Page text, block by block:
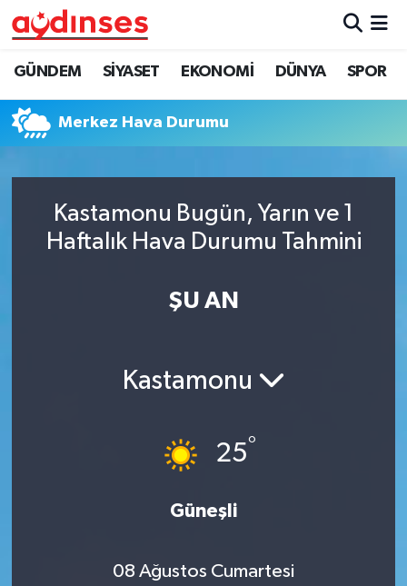
GÜNDEM SİYASET EKONOMİ DÜNYA SPOR
Merkez Hava Durumu
Kastamonu Bugün, Yarın ve 1
Haftalık Hava Durumu Tahmini
ŞU AN
Kastamonu
25°
Güneşli
08 Ağustos Cumartesi
GÜNDEM
SİYASET
DÜNYA
SPOR
Nöbetçi Eczaneler
Hava Durumu
Trafik Durumu
Süper Lig Puan Durumu ve Fikstür
Haber Arşivi